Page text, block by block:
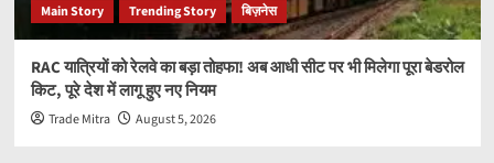
Main Story Trending Story बिज़नेस
RAC यात्रियों को रेलवे का बड़ा तोहफा! अब आधी सीट पर भी मिलेगा पूरा बेडरोल
किट, पूरे देश में लागू हुए नए नियम
Trade Mitra August 5, 2026